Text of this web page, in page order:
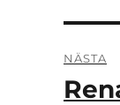
NÄSTA
Nästa